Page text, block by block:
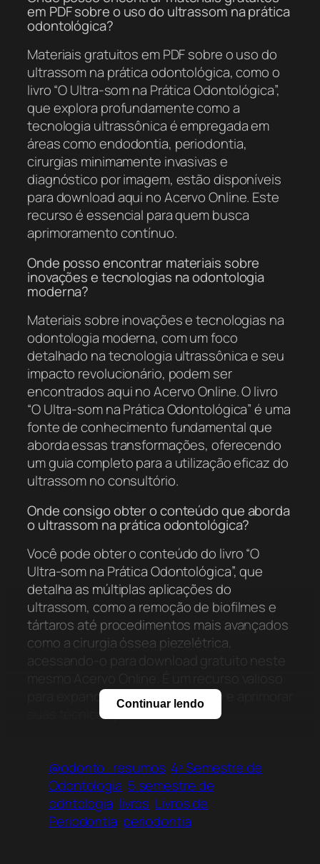
em PDF sobre o uso do ultrassom na prática
odontológica?
Materiais gratuitos em PDF sobre o uso do
ultrassom na prática odontológica, como o
livro “O Ultra-som na Prática Odontológica”,
que explora profundamente como a
tecnologia ultrassônica é empregada em
áreas como endodontia, periodontia,
cirurgias minimamente invasivas e
diagnóstico por imagem, estão disponíveis
para download aqui no Acervo Online. Este
recurso é essencial para quem busca
aprimoramento contínuo.
Onde posso encontrar materiais sobre
inovações e tecnologias na odontologia
moderna?
Materiais sobre inovações e tecnologias na
odontologia moderna, com um foco
detalhado na tecnologia ultrassônica e seu
impacto revolucionário, podem ser
encontrados aqui no Acervo Online. O livro
“O Ultra-som na Prática Odontológica” é uma
fonte de conhecimento fundamental que
aborda essas transformações, oferecendo
um guia completo para a utilização eficaz do
ultrassom no consultório.
Onde consigo obter o conteúdo que aborda
o ultrassom na prática odontológica?
Você pode obter o conteúdo do livro “O
Ultra-som na Prática Odontológica”, que
detalha as múltiplas aplicações do
ultrassom, como a remoção de biofilmes e
tártaros até procedimentos mais avançados
como a cirurgia óssea piezelétrica,
acessando-o para download gratuito neste
para expandir seu conhecimento e aprimorar
suas técnicas profissionais.
Continuar lendo
@odonto_resumos 4º Semestre de
Odontologia 5 semestre de
odntologia livros Livros de
Periodontia periodontia